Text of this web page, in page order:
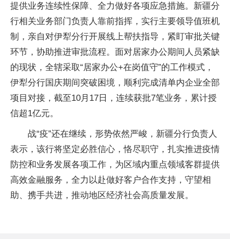
提供业务连续性保障、全力做好各项应急措施。新疆分
行相关业务部门负责人靠前指挥，实行主要领导值班机
制，亲自对伊犁分行开展线上帮扶指导，紧盯审批关键
环节，协助推进审批流程。面对居家办公期间人员紧缺
的现状，全辖采取“居家办公+在岗值守”的工作模式，
伊犁分行国庆期间突破困境，顺利完成清单内企业全部
项目对接，截至10月17日，连续获批7笔业务，累计授
信超1亿元。
战“疫”还在继续，形势依然严峻，新疆分行负责人
表示，该行将坚定必胜信心，恪尽职守，扎实推进疫情
防控和业务发展各项工作，为区域内重点领域客群提供
高效金融服务，全力以赴做好客户合作支持，守望相
助、携手共进，推动地区经济社会高质量发展。